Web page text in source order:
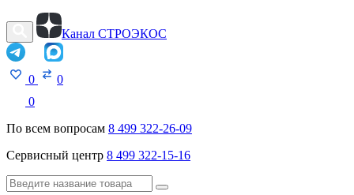
Канал СТРОЭКОС
0
0
0
По всем вопросам 8 499 322-26-09
Сервисный центр 8 499 322-15-16